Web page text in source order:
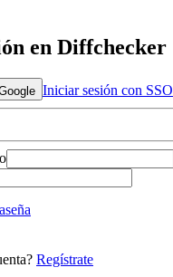
en Diffchecker
Iniciar sesión con SSO
Regístrate